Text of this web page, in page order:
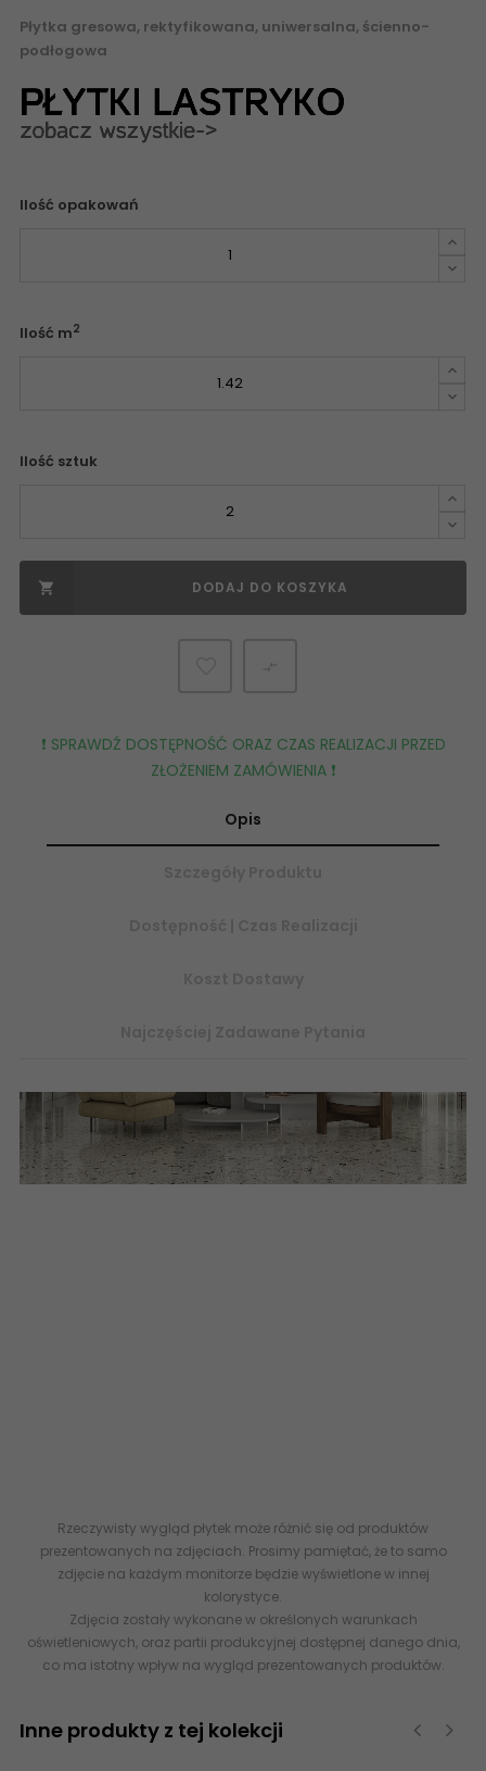
Płytka gresowa, rektyfikowana, uniwersalna, ścienno-
podłogowa
Ilość opakowań
Ilość m2
Ilość sztuk
 DODAJ DO KOSZYKA
❗️ SPRAWDŹ DOSTĘPNOŚĆ ORAZ CZAS REALIZACJI PRZED
ZŁOŻENIEM ZAMÓWIENIA ❗️
Opis
Rzeczywisty wygląd płytek może różnić się od produktów
prezentowanych na zdjęciach. Prosimy pamiętać, że to samo
zdjęcie na każdym monitorze będzie wyświetlone w innej
kolorystyce.
Zdjęcia zostały wykonane w określonych warunkach
oświetleniowych, oraz partii produkcyjnej dostępnej danego dnia,
co ma istotny wpływ na wygląd prezentowanych produktów.
Inne produkty z tej kolekcji